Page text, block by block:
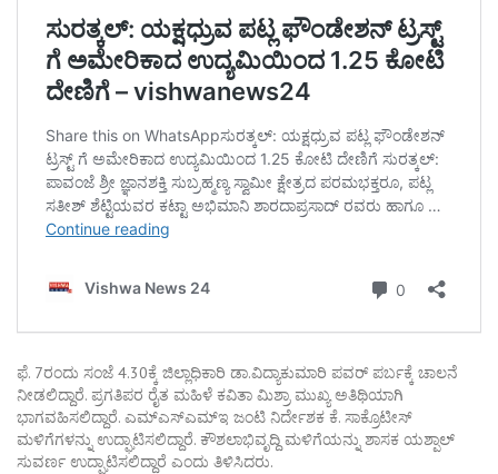
ಫೆ. 7ರಂದು ಸಂಜೆ 4.30ಕ್ಕೆ ಜಿಲ್ಲಾಧಿಕಾರಿ ಡಾ.ವಿದ್ಯಾಕುಮಾರಿ ಪವರ್ ಪರ್ಬಕ್ಕೆ ಚಾಲನೆ
ನೀಡಲಿದ್ದಾರೆ. ಪ್ರಗತಿಪರ ರೈತ ಮಹಿಳೆ ಕವಿತಾ ಮಿಶ್ರಾ ಮುಖ್ಯ ಅತಿಥಿಯಾಗಿ
ಭಾಗವಹಿಸಲಿದ್ದಾರೆ. ಎಮ್‌ಎಸ್‌ಎಮ್‌ಇ ಜಂಟಿ ನಿರ್ದೇಶಕ ಕೆ. ಸಾಕ್ರೊಟೀಸ್
ಮಳಿಗೆಗಳನ್ನು ಉದ್ಘಾಟಿಸಲಿದ್ದಾರೆ. ಕೌಶಲಾಭಿವೃದ್ದಿ ಮಳಿಗೆಯನ್ನು ಶಾಸಕ ಯಶ್ಪಾಲ್
ಸುವರ್ಣ ಉದ್ಘಾಟಿಸಲಿದ್ದಾರೆ ಎಂದು ತಿಳಿಸಿದರು.